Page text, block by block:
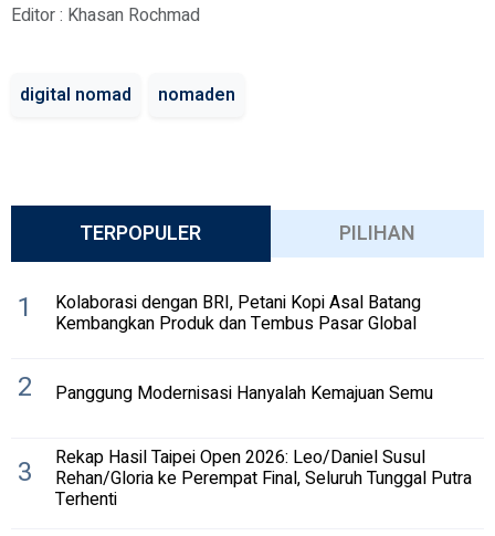
Editor : Khasan Rochmad
digital nomad nomaden
TERPOPULER PILIHAN
1 Kolaborasi dengan BRI, Petani Kopi Asal Batang
Kembangkan Produk dan Tembus Pasar Global
2 Panggung Modernisasi Hanyalah Kemajuan Semu
3 Rekap Hasil Taipei Open 2026: Leo/Daniel Susul
Rehan/Gloria ke Perempat Final, Seluruh Tunggal Putra
Terhenti